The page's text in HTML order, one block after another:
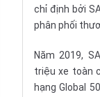
chỉ định bởi
phân phối
Năm 2019,
triệu xe toàn
hạng Global